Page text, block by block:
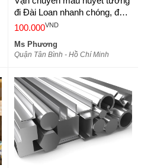
đi Đài Loan nhanh chóng, đảm
bảo
100.000VND
Ms Phương
Quận Tân Bình - Hồ Chí Minh